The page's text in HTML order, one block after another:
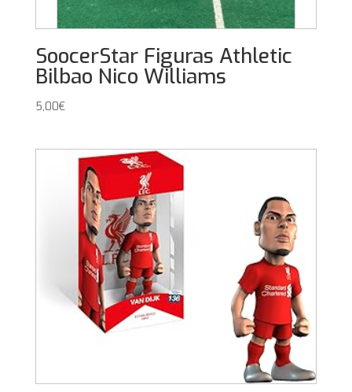
SoocerStar Figuras Athletic
Bilbao Nico Williams
5,00€